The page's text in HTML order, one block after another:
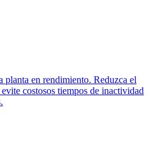
planta en rendimiento. Reduzca el
costosos tiempos de inactividad